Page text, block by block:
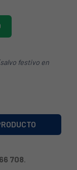
festivo en
708.